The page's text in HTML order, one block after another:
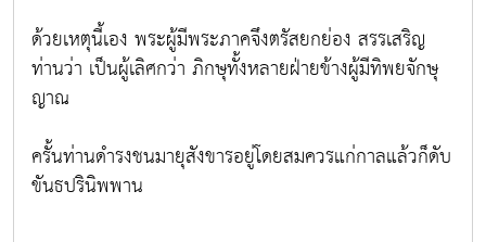
ด้วยเหตุนี้เอง พระผู้มีพระภาคจึงตรัสยกย่อง สรรเสริญ
ท่านว่า เป็นผู้เลิศกว่า ภิกษุทั้งหลายฝ่ายข้างผู้มีทิพยจักษุ
ญาณ
ครั้นท่านดำรงชนมายุสังขารอยู่โดยสมควรแก่กาลแล้วก็ดับ
ขันธปรินิพพาน